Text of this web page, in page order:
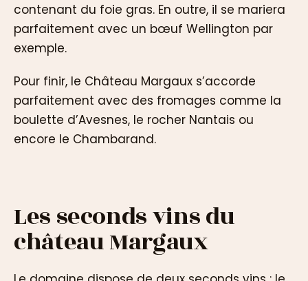
contenant du foie gras. En outre, il se mariera
parfaitement avec un bœuf Wellington par
exemple.
Pour finir, le Château Margaux s’accorde
parfaitement avec des fromages comme la
boulette d’Avesnes, le rocher Nantais ou
encore le Chambarand.
Les seconds vins du
château Margaux